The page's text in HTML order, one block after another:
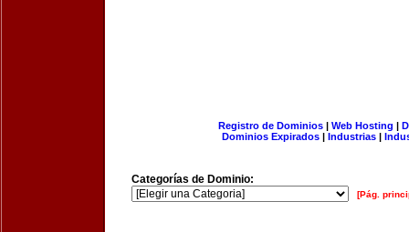
Registro de Dominios| Web Hosting |
Dominios Expirados | Industrias |
Categorías de Dominio:
[Pág.